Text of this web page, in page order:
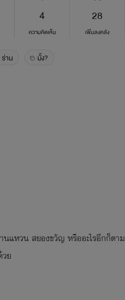
4
ความคิดเห็น
28
เพิ่มลงคลัง
ร่าน มั้ง?
นแหวน สยองขวัญ หรืออะไรอีกก็ตาม
ย